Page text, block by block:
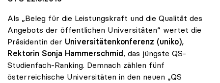
Als „Beleg für die Leistungskraft und die Qualität des
Angebots der öffentlichen Universitäten“ wertet die
Präsidentin der Universitätenkonferenz (uniko),
Rektorin Sonja Hammerschmid, das jüngste QS-
Studienfach-Ranking. Demnach zählen fünf
österreichische Universitäten in den neuen „QS